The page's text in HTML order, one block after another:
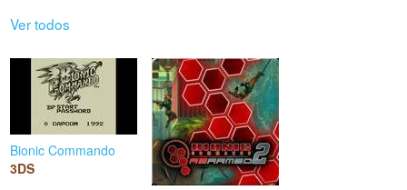
Ver todos
Bionic Commando
3DS